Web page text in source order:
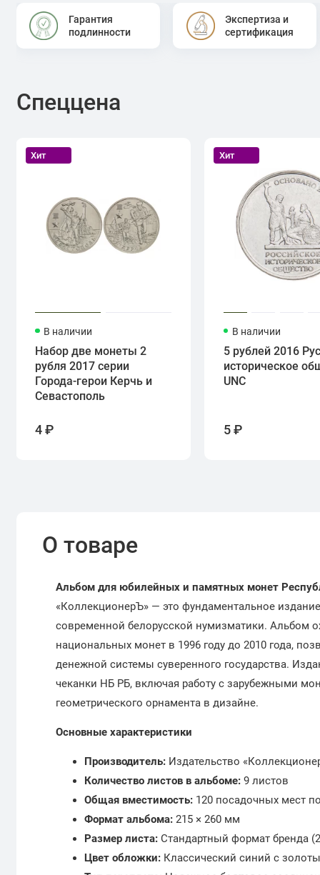
Гарантия
подлинности
Экспертиза и
сертификация
Спеццена
Хит
В наличии
Набор две монеты 2
рубля 2017 серии
Города-герои Керчь и
Севастополь
4 ₽
Хит
В наличии
5 рублей 2016
историческое
UNC
5 ₽
О товаре
Альбом для юбилейных и памятных монет
«КоллекционерЪ» — это фундаментальное
современной белорусской нумизматики. Альбом
национальных монет в 1996 году до 2010 года,
денежной системы суверенного государства.
чеканки НБ РБ, включая работу с зарубежными
геометрического орнамента в дизайне.
Основные характеристики
Производитель:Издательство
Количество листов в альбоме:9 листов
Общая вместимость:120 посадочных мест
Формат альбома:215 × 260 мм
Размер листа:Стандартный формат бренда
Цвет обложки:Классический синий с